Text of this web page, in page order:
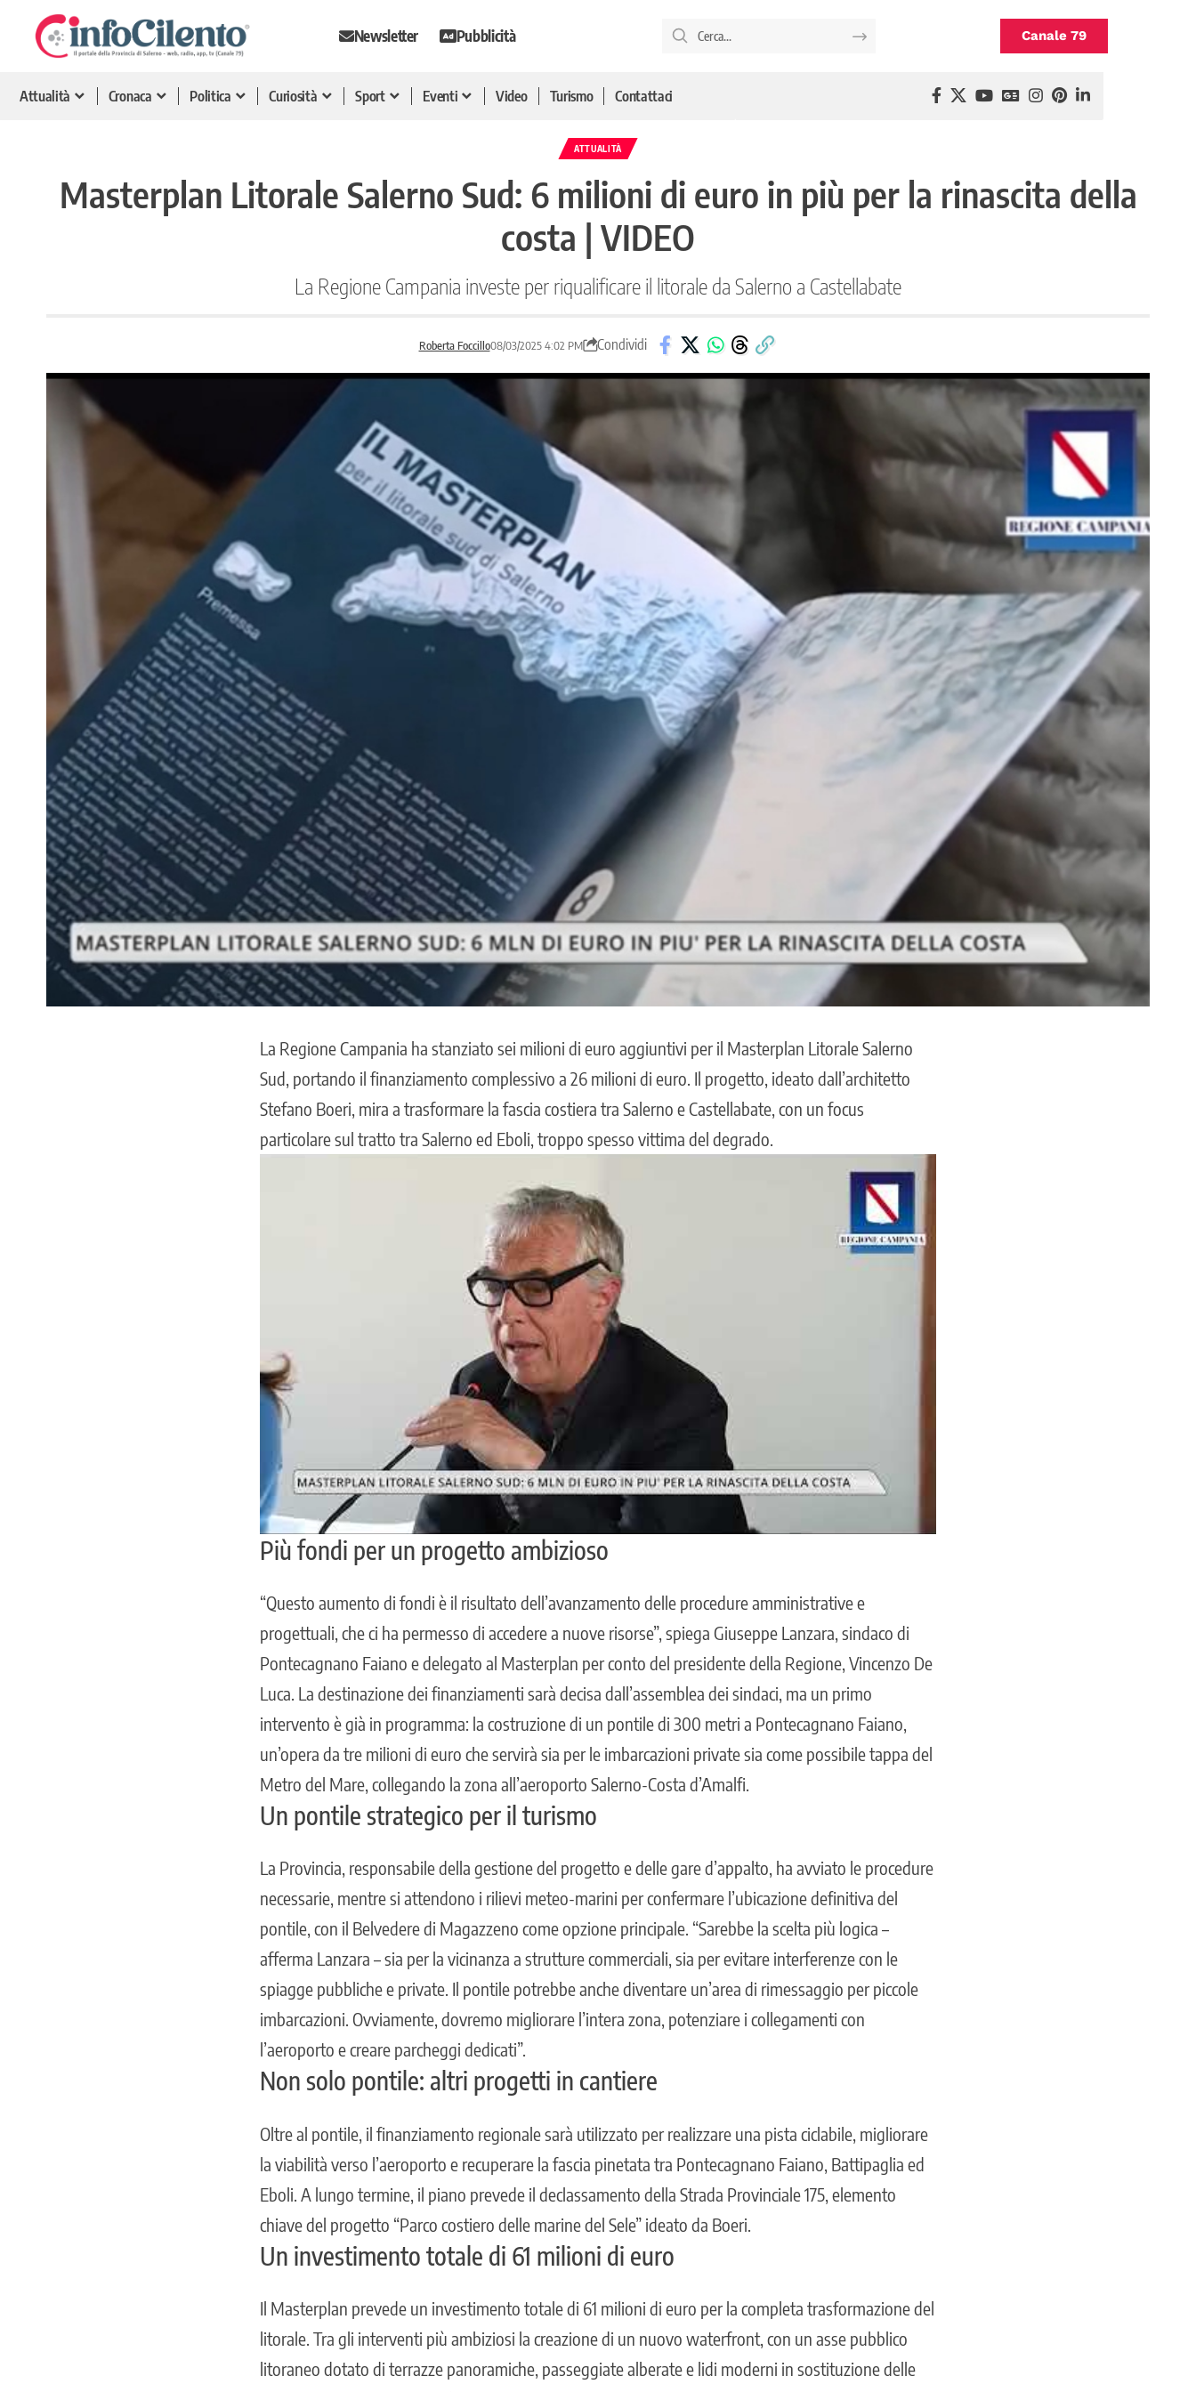
Newsletter Pubblicità Canale 79
Attualità Cronaca Politica Curiosità Sport Eventi Video Turismo Contattaci
ATTUALITÀ
Masterplan Litorale Salerno Sud: 6 milioni di euro in più per la rinascita della
costa | VIDEO
La Regione Campania investe per riqualificare il litorale da Salerno a Castellabate
Roberta Foccillo08/03/2025 4:02 PM Condividi
La Regione Campania ha stanziato sei milioni di euro aggiuntivi per il Masterplan Litorale Salerno
Sud , portando il finanziamento complessivo a 26 milioni di euro. Il progetto, ideato dall’architetto
Stefano Boeri, mira a trasformare la fascia costiera tra Salerno e Castellabate, con un focus
particolare sul tratto tra Salerno ed Eboli, troppo spesso vittima del degrado.
Più fondi per un progetto ambizioso
“Questo aumento di fondi è il risultato dell’avanzamento delle procedure amministrative e
progettuali, che ci ha permesso di accedere a nuove risorse”, spiega Giuseppe Lanzara, sindaco di
Pontecagnano Faiano e delegato al Masterplan per conto del presidente della Regione, Vincenzo De
Luca. La destinazione dei finanziamenti sarà decisa dall’assemblea dei sindaci, ma un primo
intervento è già in programma: la costruzione di un pontile di 300 metri a Pontecagnano Faiano,
un’opera da tre milioni di euro che servirà sia per le imbarcazioni private sia come possibile tappa del
Metro del Mare, collegando la zona all’aeroporto Salerno-Costa d’Amalfi.
Un pontile strategico per il turismo
La Provincia, responsabile della gestione del progetto e delle gare d’appalto, ha avviato le procedure
necessarie, mentre si attendono i rilievi meteo-marini per confermare l’ubicazione definitiva del
pontile, con il Belvedere di Magazzeno come opzione principale. “Sarebbe la scelta più logica –
afferma Lanzara – sia per la vicinanza a strutture commerciali, sia per evitare interferenze con le
spiagge pubbliche e private. Il pontile potrebbe anche diventare un’area di rimessaggio per piccole
imbarcazioni. Ovviamente, dovremo migliorare l’intera zona, potenziare i collegamenti con
l’aeroporto e creare parcheggi dedicati”.
Non solo pontile: altri progetti in cantiere
Oltre al pontile, il finanziamento regionale sarà utilizzato per realizzare una pista ciclabile, migliorare
la viabilità verso l’aeroporto e recuperare la fascia pinetata tra Pontecagnano Faiano, Battipaglia ed
Eboli. A lungo termine, il piano prevede il declassamento della Strada Provinciale 175, elemento
chiave del progetto “Parco costiero delle marine del Sele” ideato da Boeri.
Un investimento totale di 61 milioni di euro
Il Masterplan prevede un investimento totale di 61 milioni di euro per la completa trasformazione del
litorale. Tra gli interventi più ambiziosi la creazione di un nuovo waterfront, con un asse pubblico
litoraneo dotato di terrazze panoramiche, passeggiate alberate e lidi moderni in sostituzione delle